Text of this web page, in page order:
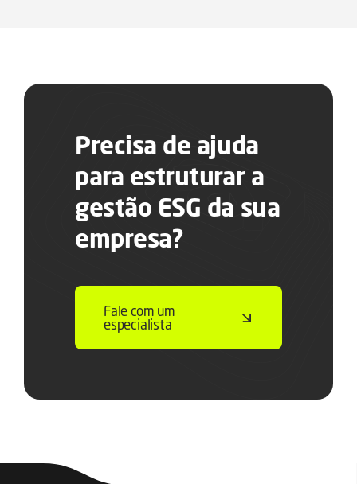
Precisa de ajuda
para estruturar a
gestão ESG da sua
empresa?
Fale com um
especialista